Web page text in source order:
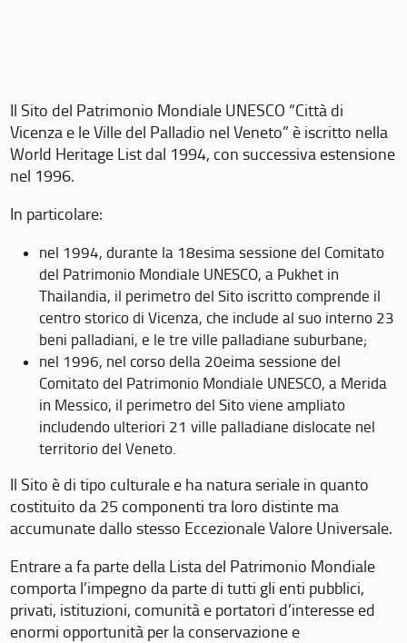
Il Sito del Patrimonio Mondiale UNESCO “Città di
Vicenza e le Ville del Palladio nel Veneto” è iscritto nella
World Heritage List dal 1994, con successiva estensione
nel 1996.
In particolare:
nel 1994, durante la 18esima sessione del Comitato
del Patrimonio Mondiale UNESCO, a Pukhet in
Thailandia, il perimetro del Sito iscritto comprende il
centro storico di Vicenza, che include al suo interno 23
beni palladiani, e le tre ville palladiane suburbane;
nel 1996, nel corso della 20eima sessione del
Comitato del Patrimonio Mondiale UNESCO, a Merida
in Messico, il perimetro del Sito viene ampliato
includendo ulteriori 21 ville palladiane dislocate nel
territorio del Veneto.
Il Sito è di tipo culturale e ha natura seriale in quanto
costituito da 25 componenti tra loro distinte ma
accumunate dallo stesso Eccezionale Valore Universale.
Entrare a fa parte della Lista del Patrimonio Mondiale
comporta l’impegno da parte di tutti gli enti pubblici,
privati, istituzioni, comunità e portatori d’interesse ed
enormi opportunità per la conservazione e